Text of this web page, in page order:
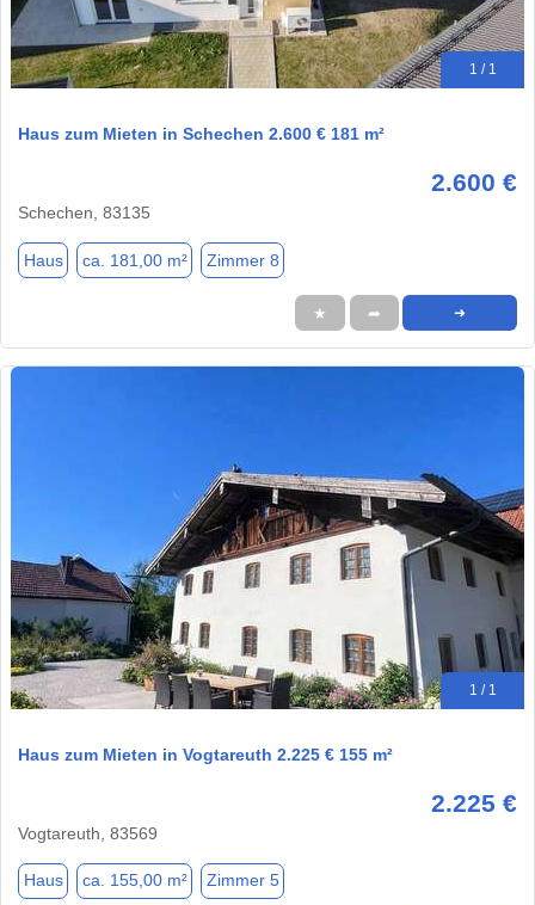
1 / 1
Haus zum Mieten in Schechen 2.600 € 181 m²
2.600 €
Schechen, 83135
Haus ca. 181,00 m² Zimmer 8
★ ➦ ➜
1 / 1
Haus zum Mieten in Vogtareuth 2.225 € 155 m²
2.225 €
Vogtareuth, 83569
Haus ca. 155,00 m² Zimmer 5